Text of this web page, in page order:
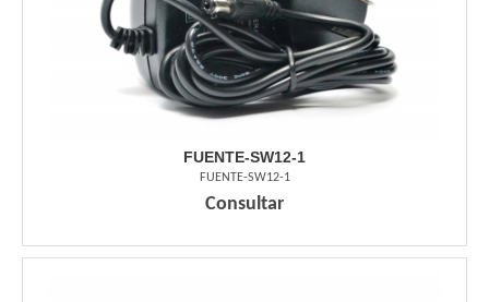
FUENTE-SW12-1
FUENTE-SW12-1
Consultar